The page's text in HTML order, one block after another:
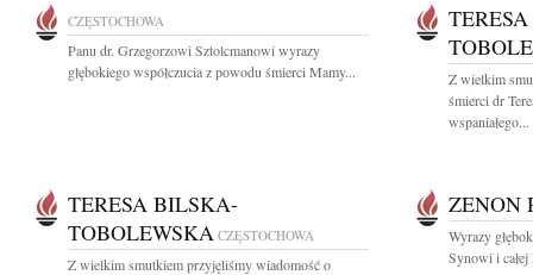
CZĘSTOCHOWA
Panu dr. Grzegorzowi Sztolcmanowi wyrazy
głębokiego współczucia z powodu śmierci Mamy...
Z wielkim
śmierci dr
wspaniałego...
TERESA BILSKA-
TOBOLEWSKA CZĘSTOCHOWA
Z wielkim smutkiem przyjęliśmy wiadomość o
ZENON
Wyrazy
Synowi i